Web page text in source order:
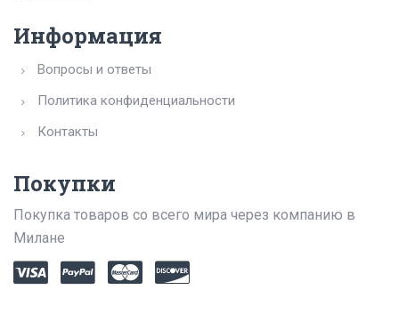
Информация
Вопросы и ответы
Политика конфиденциальности
Контакты
Покупки
Покупка товаров со всего мира через компанию в
Милане